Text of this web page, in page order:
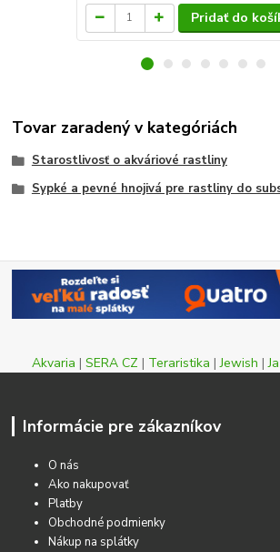
Pridať do
Tovar zaradený v kategóriách
Starostlivosť o akváriové rastliny
Sypké a pevné hnojivá pre rastliny do
Akvaria | SERA CZ | Teraristika |Jewish |
Informácie pre zákazníkov
O nás
Ako nakupovať
Platby
Obchodné podmienky
Nákup na splátky